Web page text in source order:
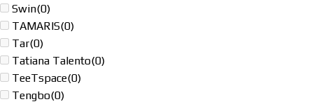
Swin(0)
TAMARIS(0)
Tar(0)
Tatiana Talento(0)
TeeTspace(0)
Tengbo(0)